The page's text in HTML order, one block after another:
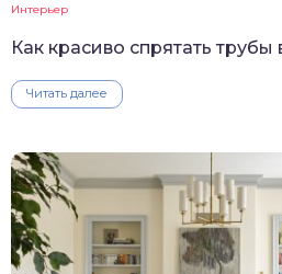
Интерьер
Как красиво спрятать
Читать далее